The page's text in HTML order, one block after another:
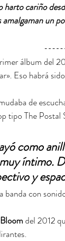
cariño
un
álbum del
Eso habrá
de
tipo The
como
íntimo.
y
banda con
Bloom del 2012